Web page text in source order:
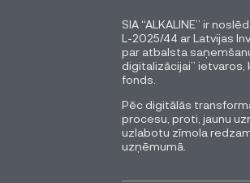
SIA “ALKALINE” ir
L-2025/44 ar Latvijas
par atbalsta
digitalizācijai”
fonds.
Pēc digitālās
procesu, proti, jaunu
uzlabotu zīmola
uzņēmumā.